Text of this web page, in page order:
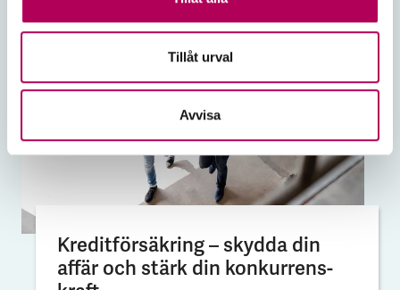
Tillåt urval
Avvisa
Kreditförsäkring – skydda din
affär och stärk din konkurrens­